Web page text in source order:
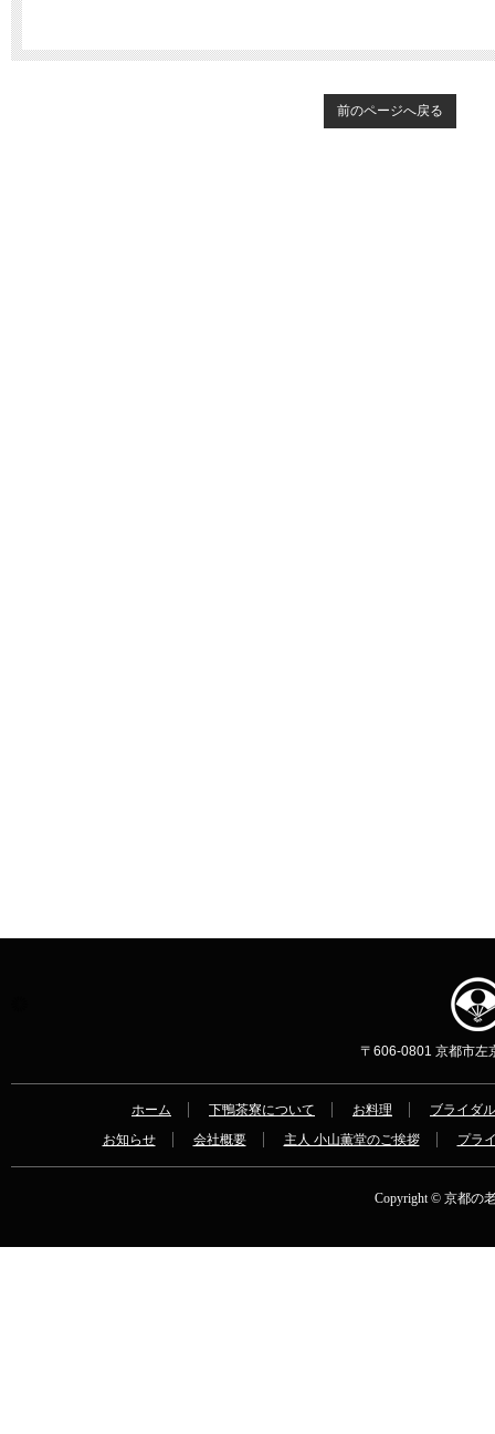
前のページへ戻る
〒606-0801 京都市左
ホーム 下鴨茶寮について お料理
ブライダル
お知らせ
会社概要 主人 小山薫堂のご挨拶 プラ
Copyright © 京都の